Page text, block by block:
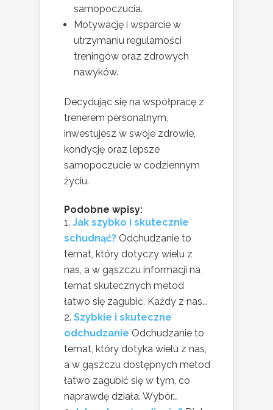
samopoczucia.
Motywację i wsparcie w
utrzymaniu regularności
treningów oraz zdrowych
nawyków.
Decydując się na współpracę z
trenerem personalnym,
inwestujesz w swoje zdrowie,
kondycję oraz lepsze
samopoczucie w codziennym
życiu.
Podobne wpisy:
Jak szybko i skutecznie
schudnąć? Odchudzanie to
temat, który dotyczy wielu z
nas, a w gąszczu informacji na
temat skutecznych metod
łatwo się zagubić. Każdy z nas...
Szybkie i skuteczne
odchudzanie Odchudzanie to
temat, który dotyka wielu z nas,
a w gąszczu dostępnych metod
łatwo zagubić się w tym, co
naprawdę działa. Wybór...